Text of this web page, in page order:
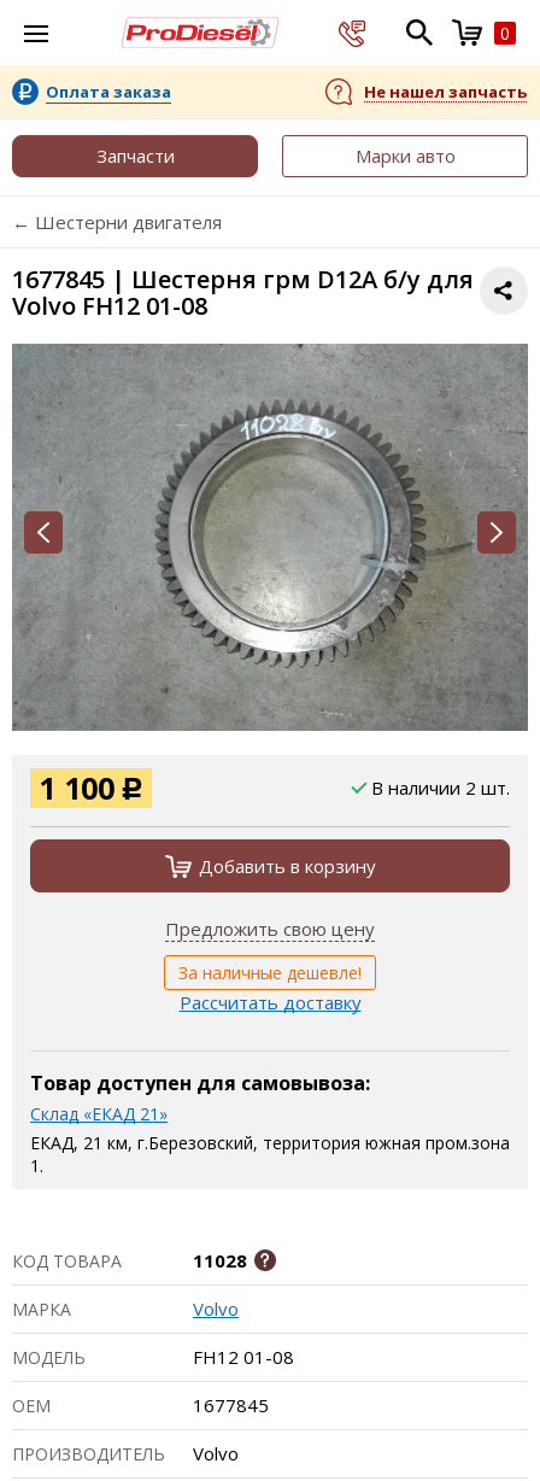
0
Оплата заказа Не нашел запчасть
Запчасти Марки авто
← Шестерни двигателя
1677845 | Шестерня грм D12A б/у для
Volvo FH12 01-08
1 100 Р В наличии 2 шт.
Добавить в корзину
Предложить свою цену
За наличные дешевле!
Рассчитать доставку
Товар доступен для самовывоза:
Склад «ЕКАД 21»
ЕКАД, 21 км, г.Березовский, территория южная пром.зона
1.
КОД ТОВАРА 11028
МАРКА Volvo
МОДЕЛЬ FH12 01-08
ОЕМ 1677845
ПРОИЗВОДИТЕЛЬ Volvo